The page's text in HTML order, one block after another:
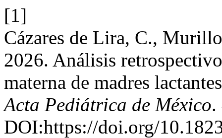
[1]
Cázares de Lira, C.,
2026. Análisis
materna de madres
Acta Pediátrica de México.
DOI:https://doi.org/